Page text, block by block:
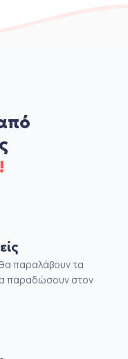
παραλάβουν τα
παραδώσουν στον